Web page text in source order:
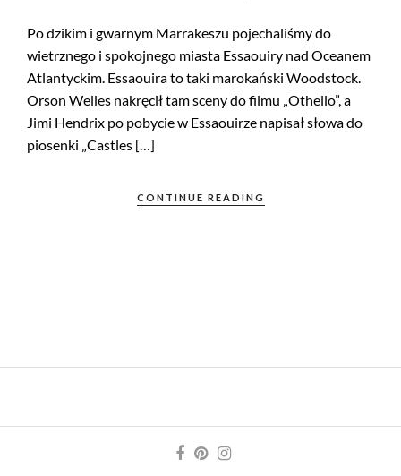
Po dzikim i gwarnym Marrakeszu pojechaliśmy do
wietrznego i spokojnego miasta Essaouiry nad Oceanem
Atlantyckim. Essaouira to taki marokański Woodstock.
Orson Welles nakręcił tam sceny do filmu „Othello”, a
Jimi Hendrix po pobycie w Essaouirze napisał słowa do
piosenki „Castles […]
CONTINUE READING